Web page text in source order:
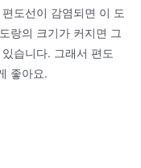
도선이 감염되면 이 도
랑의 크기가 커지면 그
습니다. 그래서 편도
좋아요.